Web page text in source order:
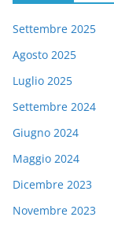
Settembre 2025
Agosto 2025
Luglio 2025
Settembre 2024
Giugno 2024
Maggio 2024
Dicembre 2023
Novembre 2023